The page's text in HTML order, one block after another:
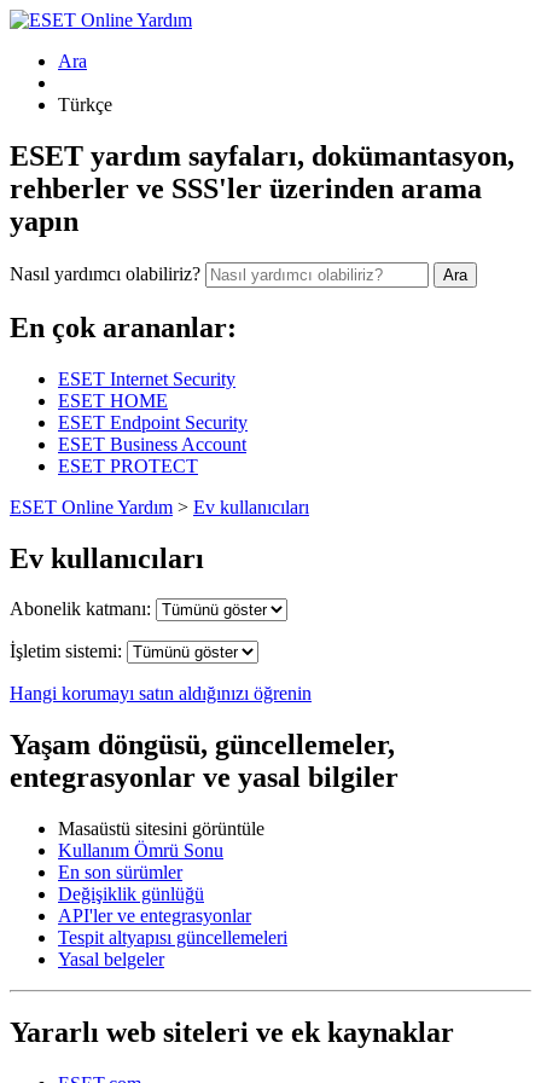
Ara
Türkçe
ESET yardım sayfaları, dokümantasyon,
rehberler ve SSS'ler üzerinden arama
yapın
Nasıl yardımcı olabiliriz? Ara
En çok arananlar:
ESET Internet Security
ESET HOME
ESET Endpoint Security
ESET Business Account
ESET PROTECT
ESET Online Yardım > Ev kullanıcıları
Ev kullanıcıları
Abonelik katmanı:
İşletim sistemi:
Hangi korumayı satın aldığınızı öğrenin
Yaşam döngüsü, güncellemeler,
entegrasyonlar ve yasal bilgiler
Masaüstü sitesini görüntüle
Kullanım Ömrü Sonu
En son sürümler
Değişiklik günlüğü
API'ler ve entegrasyonlar
Tespit altyapısı güncellemeleri
Yasal belgeler
Yararlı web siteleri ve ek kaynaklar